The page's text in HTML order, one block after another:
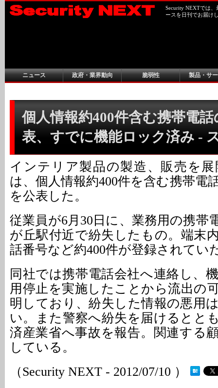
Security NEXTでは
ースを日刊でお届け
ニュース 政府・業界動向 脆弱性 製品・サ
個人情報約400件含む携帯電
表、すでに機能ロック済み -
インテリア製品の製造、販売を
は、個人情報約400件を含む携帯電
を公表した。
従業員が6月30日に、業務用の携帯
が丘駅付近で紛失したもの。端末
話番号など約400件が登録されてい
同社では携帯電話会社へ連絡し、
用停止を実施したことから流出の
明しており、紛失した情報の悪用
い。また警察へ紛失を届けるとと
済産業省へ事故を報告。関連する
している。
（Security NEXT - 2012/07/10 ）